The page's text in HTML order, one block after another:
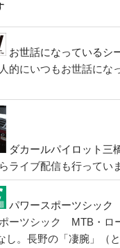
お世話になっているシ
的にいつもお世話にな
ダカールパイロット三
ライブ配信も行ってい
パワースポーツシッ
ーツシック MTB・
し。長野の「凄腕」（